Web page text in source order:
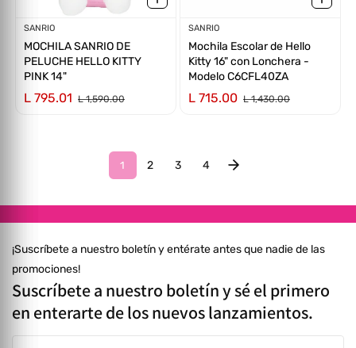
Proveedor:
SANRIO
MOCHILA SANRIO DE
PELUCHE HELLO KITTY
PINK 14"
L 795.01 L 1,590.00
Proveedor:
SANRIO
Mochila Escolar de Hello
Kitty 16" con Lonchera -
Modelo C6CFL40ZA
L 715.00 L 1,430.00
1 2 3 4
¡Suscríbete a nuestro boletín y entérate antes que nadie de las
promociones!
Suscríbete a nuestro boletín y sé el primero
en enterarte de los nuevos lanzamientos.